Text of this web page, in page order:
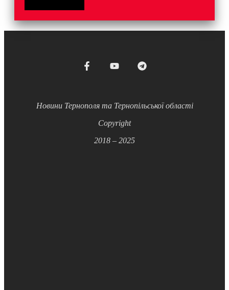
Новини Тернополя та Тернопільської області
Copyright
2018 – 2025